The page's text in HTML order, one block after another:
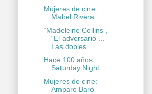
Mujeres de cine:
Mabel Rivera
“Madeleine Collins”,
“El adversario”...
Las dobles...
Hace 100 años:
Saturday Night
Mujeres de cine:
Amparo Baró